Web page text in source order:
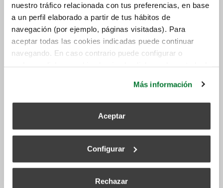
nuestro tráfico relacionada con tus preferencias, en base
a un perfil elaborado a partir de tus hábitos de
navegación (por ejemplo, páginas visitadas). Para
aceptar todas las cookies indicadas puede continuar
navegando. En caso contrario puede configurar o
Más información
Aceptar
Configurar
Rechazar
supuesto, de evitarnos las impurezas del aire y la
contaminación. También acabamos con la humedad,
que modifica las temperaturas en interiores. Y
alcanzamos el confort necesario en los edificios
construidos bajo las especificaciones de
laarquitectura de eficiencia energética.